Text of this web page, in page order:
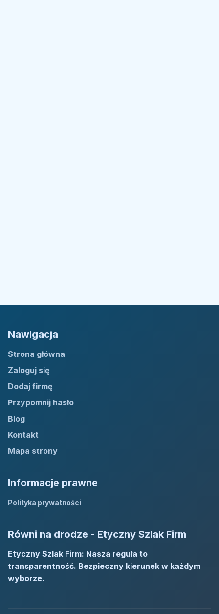
Nawigacja
Strona główna
Zaloguj się
Dodaj firmę
Przypomnij hasło
Blog
Kontakt
Mapa strony
Informacje prawne
Polityka prywatności
Równi na drodze - Etyczny Szlak Firm
Etyczny Szlak Firm: Nasza reguła to
transparentność. Bezpieczny kierunek w każdym
wyborze.